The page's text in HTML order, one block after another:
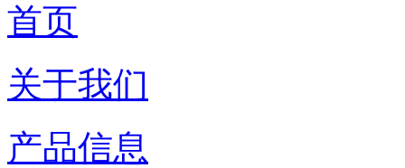
首页
关于我们
产品信息